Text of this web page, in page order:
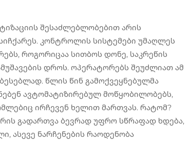
შესაძლებლობებით არის
კონტროლის სისტემები უმაღლეს
როგორიცაა სითბოს დონე, საკრეწის
დროს. ოპერატორებს შეუძლიათ ამ
წლის წინ გამოქვეყნებულმა
ავტომატიზირებულ მოწყობილობებს,
ირჩევენ ხელით მართვას. რატომ?
გადართვა ბევრად უფრო სწრაფად ხდება,
ასევე ნარჩენების რაოდენობა